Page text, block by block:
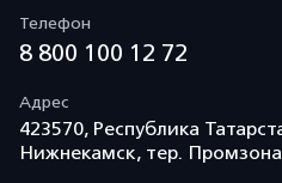
Телефон
8 800 100 12 72
Адрес
423570, Республика
Нижнекамск, тер.